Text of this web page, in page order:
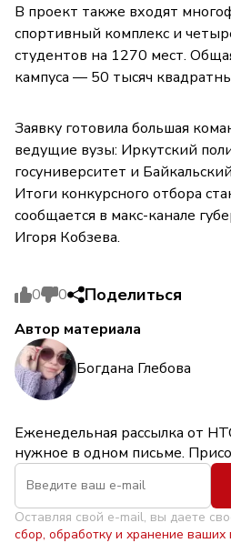
В проект также входят
спортивный комплекс и
студентов на 1270 мест.
кампуса — 50 тысяч
Заявку готовила большая
ведущие вузы: Иркутский
госуниверситет и
Итоги конкурсного отбора
сообщается в макс-канале
Игоря Кобзева.
0 0 Поделиться
Автор материала
Богдана Глебова
Еженедельная рассылка от
нужное в одном письме.
Оставляя свой e-mail, вы даете
сбор, обработку и хранение